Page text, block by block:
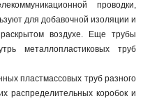
проводки,
для добавочной изоляции и
воздухе. Еще трубы
металлопластиковых труб
пластмассовых труб разного
распределительных коробок и